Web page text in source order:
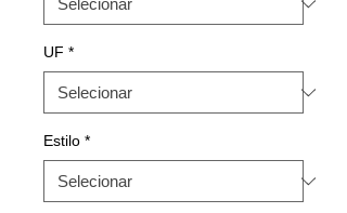
UF *
Estilo *